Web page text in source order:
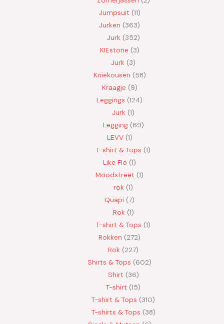
Jumpsuit 11
Jurken 363
Jurk 352
KIEstone 3
Jurk 3
Kniekousen 58
Kraagje 9
Leggings 124
Jurk 1
Legging 69
LEVV 1
T-shirt & Tops 1
Like Flo 1
Moodstreet 1
rok 1
Quapi 7
Rok 1
T-shirt & Tops 1
Rokken 272
Rok 227
Shirts & Tops 602
Shirt 36
T-shirt 15
T-shirt & Tops 310
T-shirts & Tops 38